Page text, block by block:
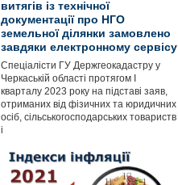
витягів із технічної
документації про НГО
земельної ділянки замовлено
завдяки електронному сервісу
Спеціалісти ГУ Держгеокадастру у
Черкаській області протягом І
кварталу 2023 року на підставі заяв,
отриманих від фізичних та юридичних
осіб, сільськогосподарських товариств
і